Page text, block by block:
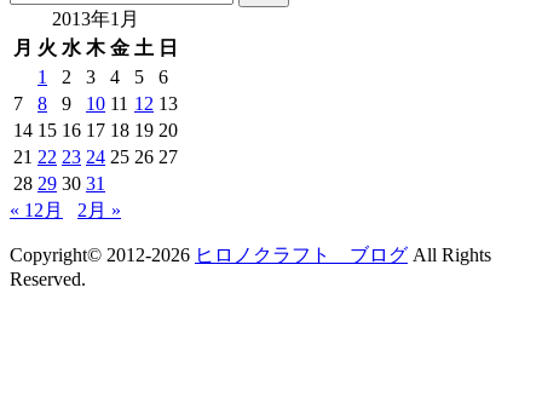
2013年1月
月 火 水 木 金 土 日
1
2 3 4 5
6
7
8 9 10 11 12 13
14 15 16 17 18 19 20
21 22 23 24 25 26 27
28 29 30 31
« 12月
2月 »
Copyright© 2012-2026 ヒロノクラフト ブログ All Rights
Reserved.